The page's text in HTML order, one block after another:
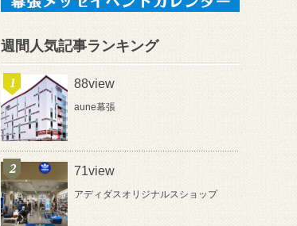
週間人気記事ランキング
88view
aune幕張
71view
アディダスオリジナルスショップ